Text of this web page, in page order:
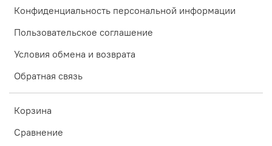
Конфиденциальность персональной информации
Пользовательское соглашение
Условия обмена и возврата
Обратная связь
Корзина
Сравнение